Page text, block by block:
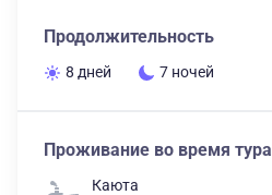
Продолжительность
8 дней 7 ночей
Проживание во время тура
Каюта